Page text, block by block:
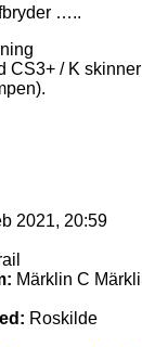
…..
CS3+ / K
2021, 20:59
Märklin C
Roskilde